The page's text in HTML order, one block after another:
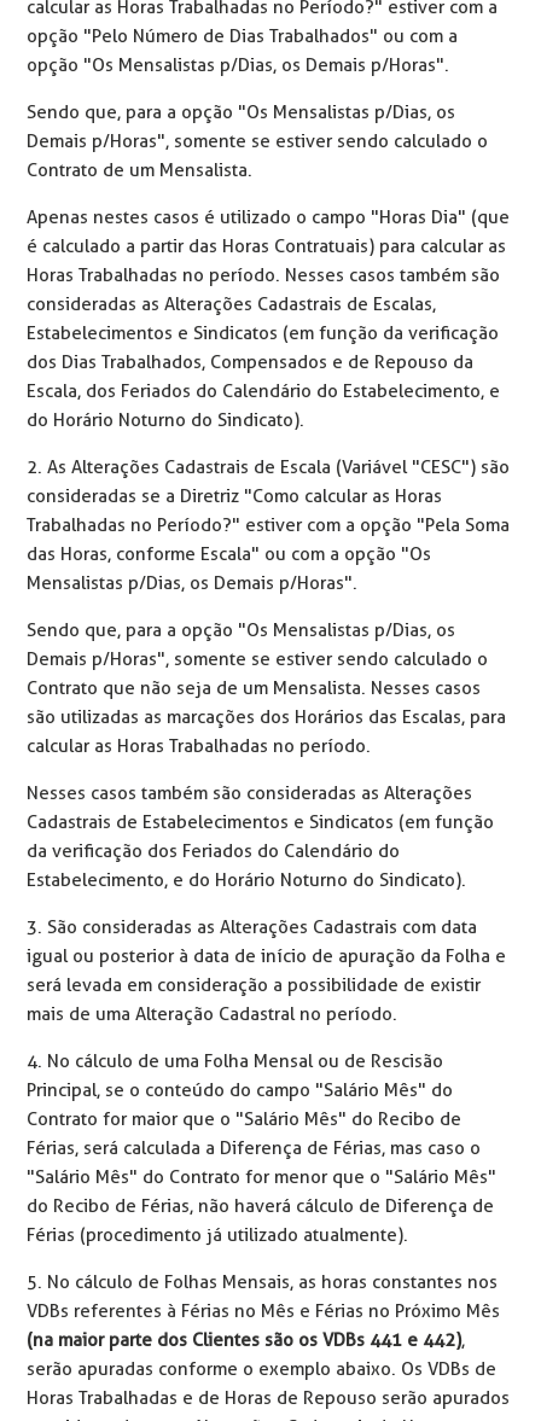
calcular as Horas Trabalhadas no Período?" estiver com a
opção "Pelo Número de Dias Trabalhados" ou com a
opção "Os Mensalistas p/Dias, os Demais p/Horas".
Sendo que, para a opção "Os Mensalistas p/Dias, os
Demais p/Horas", somente se estiver sendo calculado o
Contrato de um Mensalista.
Apenas nestes casos é utilizado o campo "Horas Dia" (que
é calculado a partir das Horas Contratuais) para calcular as
Horas Trabalhadas no período. Nesses casos também são
consideradas as Alterações Cadastrais de Escalas,
Estabelecimentos e Sindicatos (em função da verificação
dos Dias Trabalhados, Compensados e de Repouso da
Escala, dos Feriados do Calendário do Estabelecimento, e
do Horário Noturno do Sindicato).
2. As Alterações Cadastrais de Escala (Variável "CESC") são
consideradas se a Diretriz "Como calcular as Horas
Trabalhadas no Período?" estiver com a opção "Pela Soma
das Horas, conforme Escala" ou com a opção "Os
Mensalistas p/Dias, os Demais p/Horas".
Sendo que, para a opção "Os Mensalistas p/Dias, os
Demais p/Horas", somente se estiver sendo calculado o
Contrato que não seja de um Mensalista. Nesses casos
são utilizadas as marcações dos Horários das Escalas, para
calcular as Horas Trabalhadas no período.
Nesses casos também são consideradas as Alterações
Cadastrais de Estabelecimentos e Sindicatos (em função
da verificação dos Feriados do Calendário do
Estabelecimento, e do Horário Noturno do Sindicato).
3. São consideradas as Alterações Cadastrais com data
igual ou posterior à data de início de apuração da Folha e
será levada em consideração a possibilidade de existir
mais de uma Alteração Cadastral no período.
4. No cálculo de uma Folha Mensal ou de Rescisão
Principal, se o conteúdo do campo "Salário Mês" do
Contrato for maior que o "Salário Mês" do Recibo de
Férias, será calculada a Diferença de Férias, mas caso o
"Salário Mês" do Contrato for menor que o "Salário Mês"
do Recibo de Férias, não haverá cálculo de Diferença de
Férias (procedimento já utilizado atualmente).
5. No cálculo de Folhas Mensais, as horas constantes nos
VDBs referentes à Férias no Mês e Férias no Próximo Mês
(na maior parte dos Clientes são os VDBs 441 e 442),
serão apuradas conforme o exemplo abaixo. Os VDBs de
Horas Trabalhadas e de Horas de Repouso serão apurados